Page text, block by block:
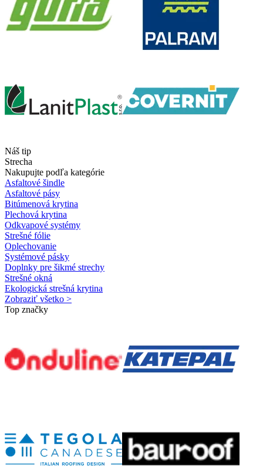
Náš tip
Strecha
Nakupujte podľa kategórie
Asfaltové šindle
Asfaltové pásy
Bitúmenová krytina
Plechová krytina
Odkvapové systémy
Strešné fólie
Oplechovanie
Systémové pásky
Doplnky pre šikmé strechy
Strešné okná
Ekologická strešná krytina
Zobraziť všetko >
Top značky